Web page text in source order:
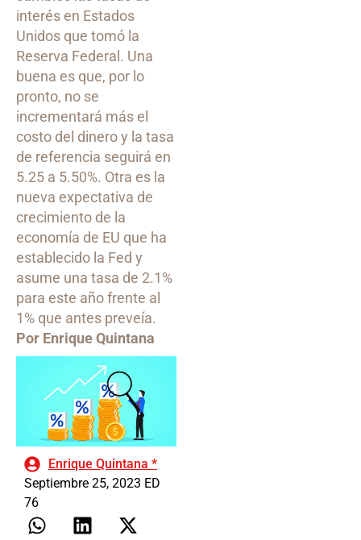
interés en Estados
Unidos que tomó la
Reserva Federal. Una
buena es que, por lo
pronto, no se
incrementará más el
costo del dinero y la tasa
de referencia seguirá en
5.25 a 5.50%. Otra es la
nueva expectativa de
crecimiento de la
economía de EU que ha
establecido la Fed y
asume una tasa de 2.1%
para este año frente al
1% que antes preveía.
Por Enrique Quintana
Enrique Quintana *
Septiembre 25, 2023 ED
76